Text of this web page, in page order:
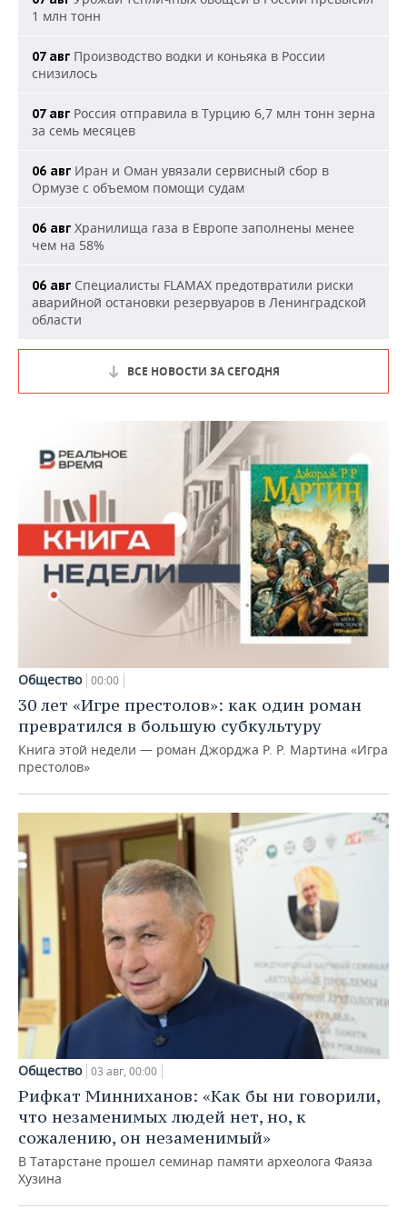
1 млн тонн
07 авг Производство водки и коньяка в России
снизилось
07 авг Россия отправила в Турцию 6,7 млн тонн зерна
за семь месяцев
06 авг Иран и Оман увязали сервисный сбор в
Ормузе с объемом помощи судам
06 авг Хранилища газа в Европе заполнены менее
чем на 58%
06 авг Специалисты FLAMAX предотвратили риски
аварийной остановки резервуаров в Ленинградской
области
ВСЕ НОВОСТИ ЗА СЕГОДНЯ
Общество 00:00
30 лет «Игре престолов»: как один роман
превратился в большую субкультуру
Книга этой недели — роман Джорджа Р. Р. Мартина «Игра
престолов»
Общество 03 авг, 00:00
Рифкат Минниханов: «Как бы ни говорили,
что незаменимых людей нет, но, к
сожалению, он незаменимый»
В Татарстане прошел семинар памяти археолога Фаяза
Хузина